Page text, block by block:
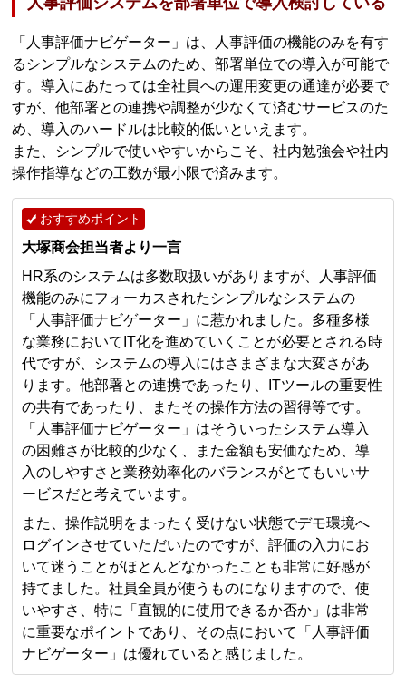
「人事評価ナビゲーター」は、人事評価の機能のみを有す
るシンプルなシステムのため、部署単位での導入が可能で
す。導入にあたっては全社員への運用変更の通達が必要で
すが、他部署との連携や調整が少なくて済むサービスのた
め、導入のハードルは比較的低いといえます。
また、シンプルで使いやすいからこそ、社内勉強会や社内
操作指導などの工数が最小限で済みます。
おすすめポイント
大塚商会担当者より一言
HR系のシステムは多数取扱いがありますが、人事評価
機能のみにフォーカスされたシンプルなシステムの
「人事評価ナビゲーター」に惹かれました。多種多様
な業務においてIT化を進めていくことが必要とされる時
代ですが、システムの導入にはさまざまな大変さがあ
ります。他部署との連携であったり、ITツールの重要性
の共有であったり、またその操作方法の習得等です。
「人事評価ナビゲーター」はそういったシステム導入
の困難さが比較的少なく、また金額も安価なため、導
入のしやすさと業務効率化のバランスがとてもいいサ
ービスだと考えています。
また、操作説明をまったく受けない状態でデモ環境へ
ログインさせていただいたのですが、評価の入力にお
いて迷うことがほとんどなかったことも非常に好感が
持てました。社員全員が使うものになりますので、使
いやすさ、特に「直観的に使用できるか否か」は非常
に重要なポイントであり、その点において「人事評価
ナビゲーター」は優れていると感じました。